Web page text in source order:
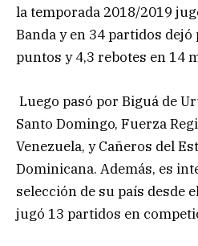
la temporada 2018/2019
Banda y en 34 partidos dejó
puntos y 4,3 rebotes en 14
Luego pasó por Biguá de
Santo Domingo, Fuerza
Venezuela, y Cañeros del
Dominicana. Además, es
selección de su país desde
jugó 13 partidos en